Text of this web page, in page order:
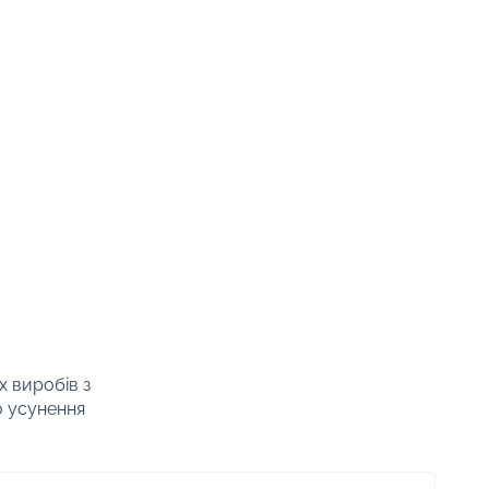
виробів з
усунення